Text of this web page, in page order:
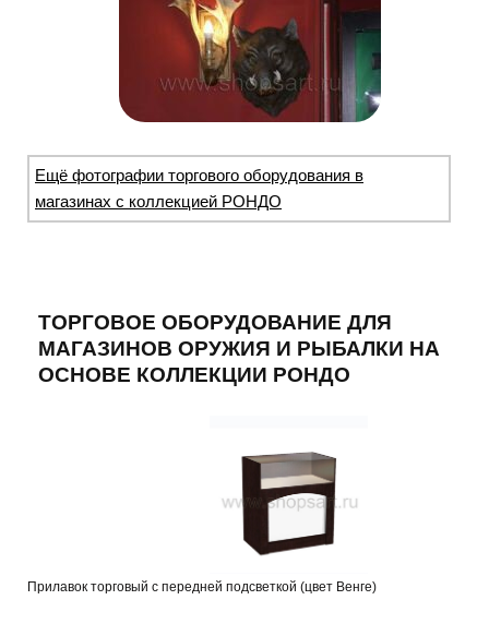
Ещё фотографии торгового оборудования в
магазинах с коллекцией РОНДО
ТОРГОВОЕ ОБОРУДОВАНИЕ ДЛЯ
МАГАЗИНОВ ОРУЖИЯ И РЫБАЛКИ НА
ОСНОВЕ КОЛЛЕКЦИИ РОНДО
Прилавок торговый с передней подсветкой (цвет Венге)